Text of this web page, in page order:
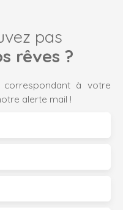
pas
rêves ?
correspondant à votre
alerte mail !